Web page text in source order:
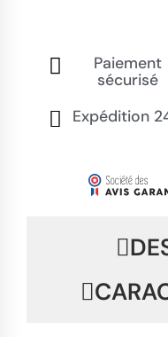
Paiement
sécurisé
Expédition